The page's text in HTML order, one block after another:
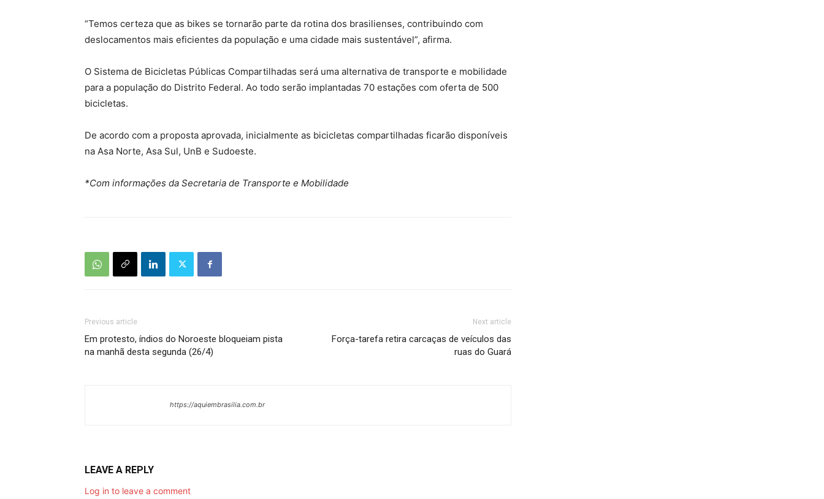
“Temos certeza que as bikes se tornarão parte da rotina dos brasilienses, contribuindo com
deslocamentos mais eficientes da população e uma cidade mais sustentável”, afirma.
O Sistema de Bicicletas Públicas Compartilhadas será uma alternativa de transporte e mobilidade
para a população do Distrito Federal. Ao todo serão implantadas 70 estações com oferta de 500
bicicletas.
De acordo com a proposta aprovada, inicialmente as bicicletas compartilhadas ficarão disponíveis
na Asa Norte, Asa Sul, UnB e Sudoeste.
*Com informações da Secretaria de Transporte e Mobilidade
Previous article
Em protesto, índios do Noroeste bloqueiam pista
na manhã desta segunda (26/4)
Next article
Força-tarefa retira carcaças de veículos das
ruas do Guará
https://aquiembrasilia.com.br
LEAVE A REPLY
Log in to leave a comment